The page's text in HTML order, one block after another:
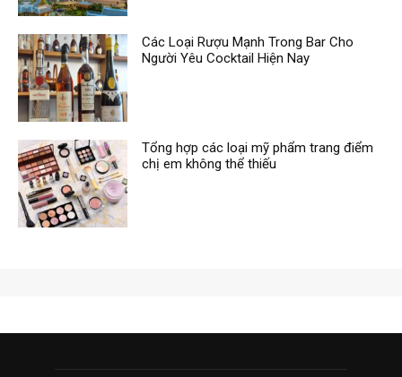
Các Loại Rượu Mạnh Trong Bar Cho
Người Yêu Cocktail Hiện Nay
Tổng hợp các loại mỹ phẩm trang điểm
chị em không thể thiếu